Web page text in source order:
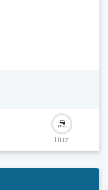
Buz